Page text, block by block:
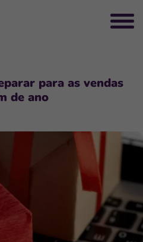
para as vendas
de ano